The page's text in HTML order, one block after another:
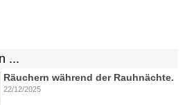
...
Räuchern während der Rauhnächte.
22/12/2025